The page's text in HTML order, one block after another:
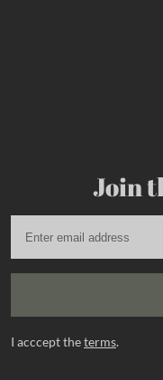
Join
I acccept theterms.